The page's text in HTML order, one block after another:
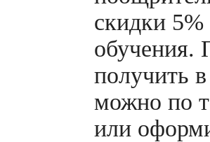
скидки
обучения.
получить
можно по
или